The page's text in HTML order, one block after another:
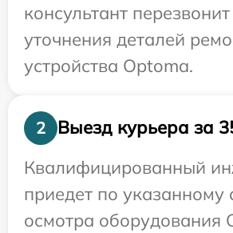
консультант
уточнения деталей
устройства Optoma.
2
Выезд курьера за
Квалифицированный
приедет по указанному
осмотра оборудования